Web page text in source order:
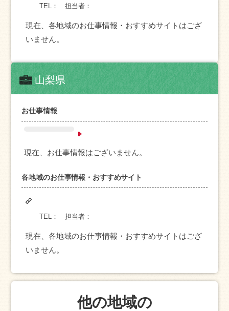
TEL： 担当者：
現在、各地域のお仕事情報・おすすめサイトはござ
いません。
山梨県
お仕事情報
現在、お仕事情報はございません。
各地域のお仕事情報・おすすめサイト
TEL： 担当者：
現在、各地域のお仕事情報・おすすめサイトはござ
いません。
他の地域の